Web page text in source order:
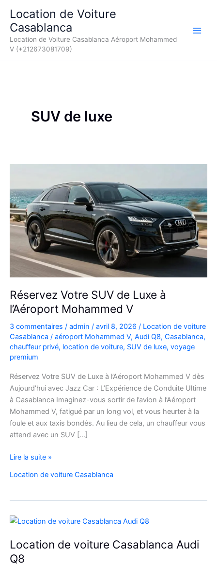
contenu
Location de Voiture
Casablanca
Location de Voiture Casablanca Aéroport Mohammed
V (+212673081709)
SUV de luxe
Réservez Votre SUV de Luxe à
l’Aéroport Mohammed V
3 commentaires / admin / avril 8, 2026 / Location de voiture
Casablanca / aéroport Mohammed V, Audi Q8, Casablanca,
chauffeur privé, location de voiture, SUV de luxe, voyage
premium
Réservez Votre SUV de Luxe à l’Aéroport Mohammed V dès
Aujourd’hui avec Jazz Car : L’Expérience de Conduite Ultime
à Casablanca Imaginez-vous sortir de l’avion à l’Aéroport
Mohammed V, fatigué par un long vol, et vous heurter à la
foule et aux taxis bondés. Au lieu de cela, un chauffeur vous
attend avec un SUV […]
Réservez
SUV
Luxe
à
l’Aéroport
Mohammed
V
Lire la suite »
Location de voiture Casablanca
Location de voiture Casablanca Audi
Q8